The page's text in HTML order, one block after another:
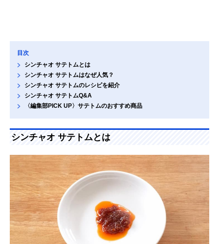
目次
シンチャオ サテトムとは
シンチャオ サテトムはなぜ人気？
シンチャオ サテトムのレシピを紹介
シンチャオ サテトムQ&A
〈編集部PICK UP〉サテトムのおすすめ商品
シンチャオ サテトムとは